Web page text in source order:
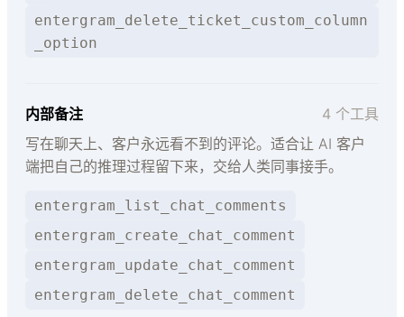
entergram_delete_ticket_custom_column
_option
内部备注
4 个工具
写在聊天上、客户永远看不到的评论。适合让 AI 客户
端把自己的推理过程留下来，交给人类同事接手。
entergram_list_chat_comments
entergram_create_chat_comment
entergram_update_chat_comment
entergram_delete_chat_comment